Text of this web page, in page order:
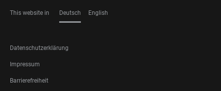
This website in Deutsch English
FOOTER
LEGAL
Datenschutzerklärung
Impressum
Barrierefreiheit